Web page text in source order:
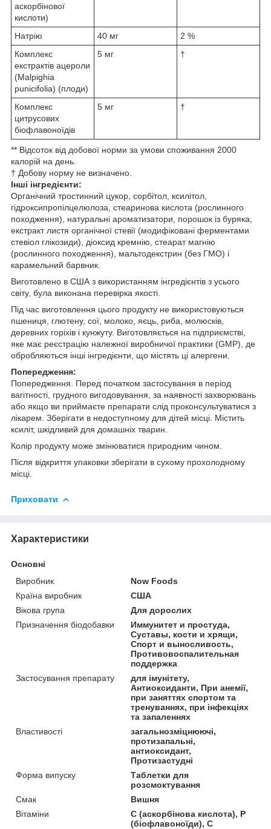
аскорбінової
кислоти)
Натрію 40 мг
2 %
Комплекс
екстрактів ацероли
(Malpighia
punicifolia) (плоди)
5 мг †
Комплекс
цитрусових
біофлавоноїдів
5 мг †
** Відсоток від добової норми за умови споживання 2000
калорій на день.
† Добову норму не визначено.
Інші інгредієнти:
Органічний тростинний цукор, сорбітол, ксилітол,
гідроксипропілцелюлоза, стеаринова кислота (рослинного
походження), натуральні ароматизатори, порошок із буряка,
екстракт листя органічної стевії (модифіковані ферментами
стевіол глікозиди), діоксид кремнію, стеарат магнію
(рослинного походження), мальтодекстрин (без ГМО) і
карамельний барвник.
Виготовлено в США з використанням інгредієнтів з усього
світу, була виконана перевірка якості.
Під час виготовлення цього продукту не використовуються
пшениця, глютену, сої, молоко, яєць, риба, молюсків,
деревних горіхів і кунжуту. Виготовляється на підприємстві,
яке має реєстрацію належної виробничої практики (GMP), де
обробляються інші інгредієнти, що містять ці алергени.
Попередження:
Попередження. Перед початком застосування в період
вагітності, грудного вигодовування, за наявності захворювань
або якщо ви приймаєте препарати слід проконсультуватися з
лікарем. Зберігати в недоступному для дітей місці. Містить
ксиліт, шкідливий для домашніх тварин.
Колір продукту може змінюватися природним чином.
Після відкриття упаковки зберігати в сухому прохолодному
місці.
Приховати
Характеристики
Основні
Виробник
Now Foods
Країна виробник
США
Вікова група
Для дорослих
Призначення біодобавки
Иммунитет и простуда,
Суставы, кости и хрящи,
Спорт и выносливость,
Противовоспалительная
поддержка
Застосування препарату
для імунітету,
Антиоксиданти, При анемії,
при заняттях спортом та
тренуваннях, при інфекціях
та запаленнях
Властивості
загальнозміцнюючі,
протизапальні,
антиоксидант,
Протизастудні
Форма випуску
Таблетки для
розсмоктування
Смак
Вишня
Вітаміни
С (аскорбінова кислота), Р
(біофлавоноїди), С